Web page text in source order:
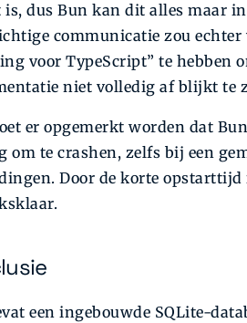
is, dus Bun kan dit alles maar
communicatie zou
voor TypeScript” te hebben
niet volledig af blijkt te
er opgemerkt worden dat
om te crashen, zelfs bij een
Door de korte
een ingebouwde SQLite-